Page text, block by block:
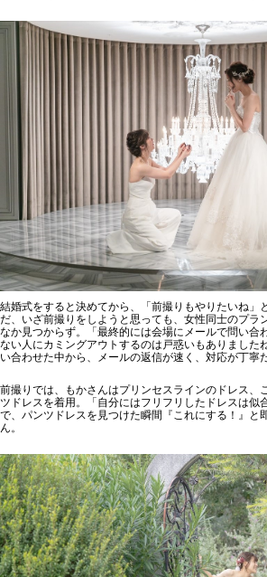
結婚式をすると決めてから、「前撮りもやりたいね」
だ、いざ前撮りをしようと思っても、女性同士のプラ
なか見つからず。「最終的には会場にメールで問い合
ない人にカミングアウトするのは戸惑いもありました
い合わせた中から、メールの返信が速く、対応が丁寧
前撮りでは、もかさんはプリンセスラインのドレス、
ツドレスを着用。「自分にはフリフリしたドレスは似
で、パンツドレスを見つけた瞬間『これにする！』と
ん。